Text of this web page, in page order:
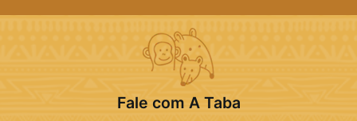
Fale com A Taba